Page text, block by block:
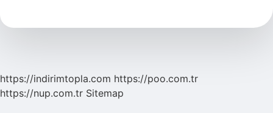
https://indirimtopla.com https://poo.com.tr
https://nup.com.tr Sitemap